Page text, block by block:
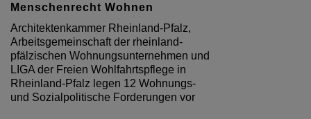
Menschenrecht Wohnen
Architektenkammer Rheinland-Pfalz,
Arbeitsgemeinschaft der rheinland-
pfälzischen Wohnungsunternehmen und
LIGA der Freien Wohlfahrtspflege in
Rheinland-Pfalz legen 12 Wohnungs-
und Sozialpolitische Forderungen vor